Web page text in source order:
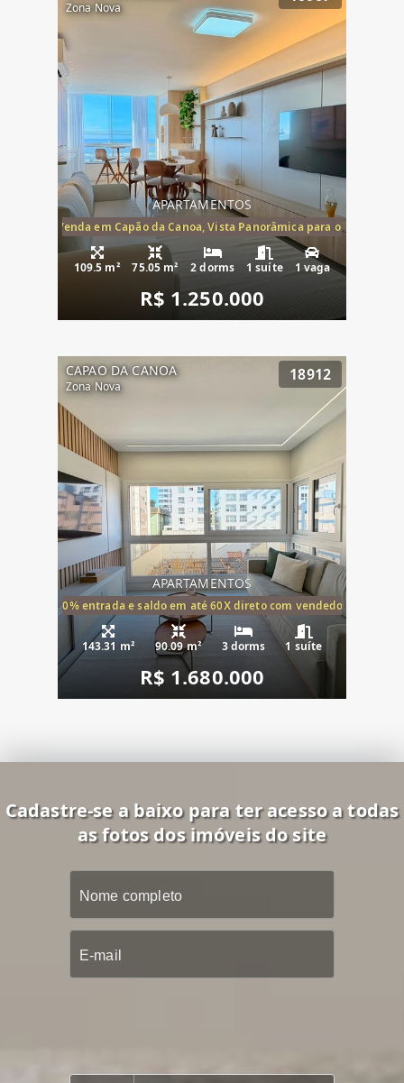
Zona Nova
APARTAMENTOS
Mar à Venda em Capão da Canoa, Vista Panorâmica para o Mar, 2
109.5 m² 75.05 m² 2 dorms 1 suíte 1 vaga
R$ 1.250.000
CAPAO DA CANOA
Zona Nova
18912
APARTAMENTOS
20% entrada e saldo em até 60X direto com vendedor
143.31 m² 90.09 m² 3 dorms 1 suíte
R$ 1.680.000
Cadastre-se a baixo para ter acesso a todas
as fotos dos imóveis do site